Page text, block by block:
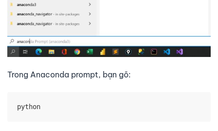
Trong Anaconda prompt, bạn gõ:
python